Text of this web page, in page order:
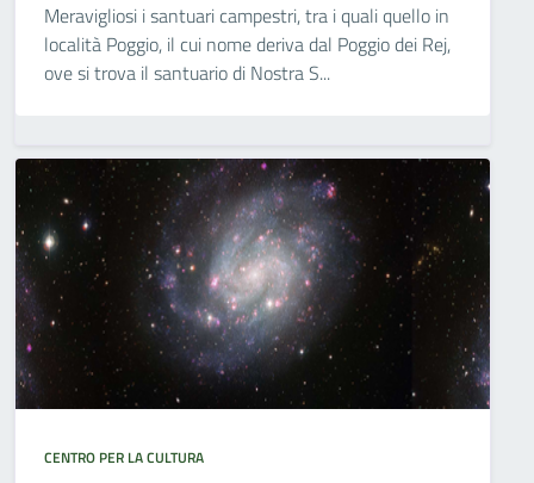
Meravigliosi i santuari campestri, tra i quali quello in
località Poggio, il cui nome deriva dal Poggio dei Rej,
ove si trova il santuario di Nostra S...
CENTRO PER LA CULTURA